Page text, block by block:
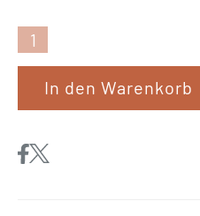
a
s
In den Warenkorb